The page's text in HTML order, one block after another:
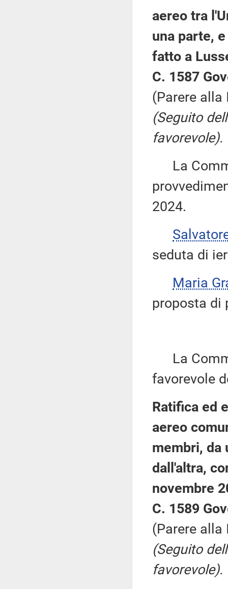
aereo tra
una parte,
fatto a
C. 1587
(Parere alla
(Seguito
favorevole).
La
2024.
seduta di
Maria
proposta di
La
favorevole
Ratifica ed
aereo
membri, da
dall'altra,
novembre
C. 1589
(Parere alla
(Seguito
favorevole).